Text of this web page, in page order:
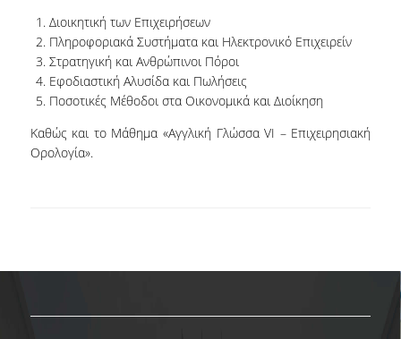
NEWSLETTERS
TESTIMONIALS
ΔΙΔΑΣΚΑΛΙΑ
ΕΠΙΣΚΕΠΤΕΣ ΚΑΘΗΓΗΤΕΣ
Διοικητική των Επιχειρήσεων
Πληροφοριακά Συστήματα και Ηλεκτρονικό Επιχειρείν
Στρατηγική και Ανθρώπινοι Πόροι
Εφοδιαστική Αλυσίδα και Πωλήσεις
Ποσοτικές Μέθοδοι στα Οικονομικά και Διοίκηση
Καθώς και το Μάθημα «Αγγλική Γλώσσα VI – Επιχειρησιακή
Ορολογία».